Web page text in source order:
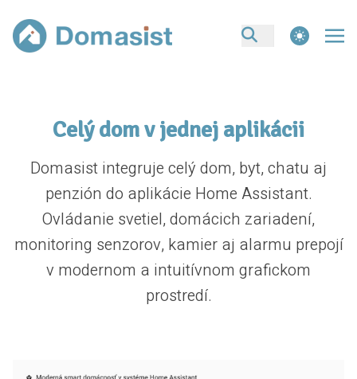
theme switcher
Celý dom v jednej aplikácii
Domasist integruje celý dom, byt, chatu aj
penzión do aplikácie Home Assistant.
Ovládanie svetiel, domácich zariadení,
monitoring senzorov, kamier aj alarmu prepojí
v modernom a intuitívnom grafickom
prostredí.